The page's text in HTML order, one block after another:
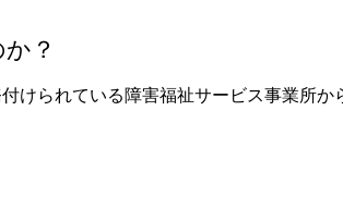
？
けられている障害福祉サービス事業所か